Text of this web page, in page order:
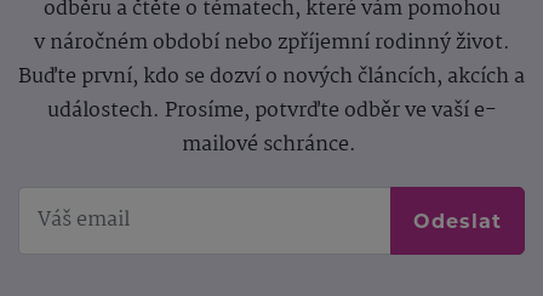
odběru a čtěte o tématech, které vám pomohou
v náročném období nebo zpříjemní rodinný život.
Buďte první, kdo se dozví o nových článcích, akcích a
událostech. Prosíme, potvrďte odběr ve vaší e-
mailové schránce.
Odeslat